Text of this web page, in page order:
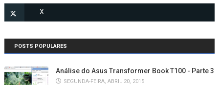
POSTS POPULARES
Análise do Asus Transformer Book T100 - Parte 3
SEGUNDA-FEIRA, ABRIL 20, 2015